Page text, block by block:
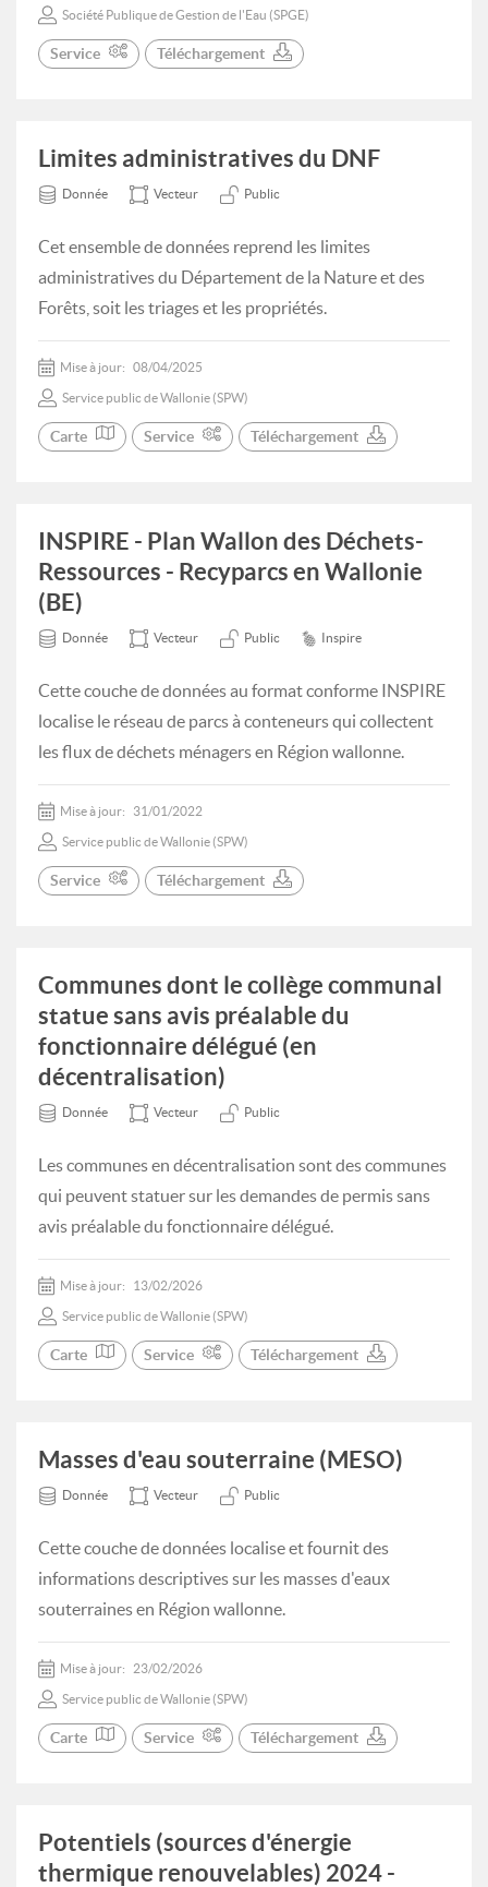
Société Publique de Gestion de l'Eau (SPGE)
Service Téléchargement
Limites administratives du DNF
Donnée Vecteur Public
Cet ensemble de données reprend les limites
administratives du Département de la Nature et des
Forêts, soit les triages et les propriétés.
Mise à jour: 08/04/2025
Service public de Wallonie (SPW)
Carte Service Téléchargement
INSPIRE - Plan Wallon des Déchets-
Ressources - Recyparcs en Wallonie
(BE)
Donnée Vecteur Public Inspire
Cette couche de données au format conforme INSPIRE
localise le réseau de parcs à conteneurs qui collectent
les flux de déchets ménagers en Région wallonne.
Mise à jour: 31/01/2022
Service public de Wallonie (SPW)
Service Téléchargement
Communes dont le collège communal
statue sans avis préalable du
fonctionnaire délégué (en
décentralisation)
Donnée Vecteur Public
Les communes en décentralisation sont des communes
qui peuvent statuer sur les demandes de permis sans
avis préalable du fonctionnaire délégué.
Mise à jour: 13/02/2026
Service public de Wallonie (SPW)
Carte Service Téléchargement
Masses d'eau souterraine (MESO)
Donnée Vecteur Public
Cette couche de données localise et fournit des
informations descriptives sur les masses d'eaux
souterraines en Région wallonne.
Mise à jour: 23/02/2026
Service public de Wallonie (SPW)
Carte Service Téléchargement
Potentiels (sources d'énergie
thermique renouvelables) 2024 -